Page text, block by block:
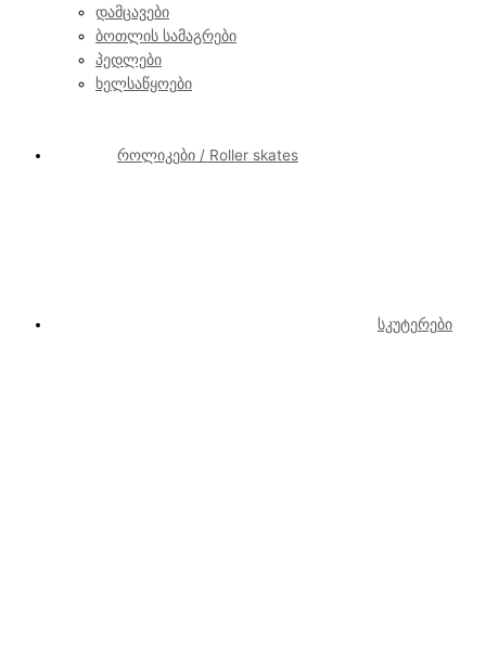
დამცავები
ბოთლის სამაგრები
პედლები
ხელსაწყოები
როლიკები / Roller skates
სკუტერები